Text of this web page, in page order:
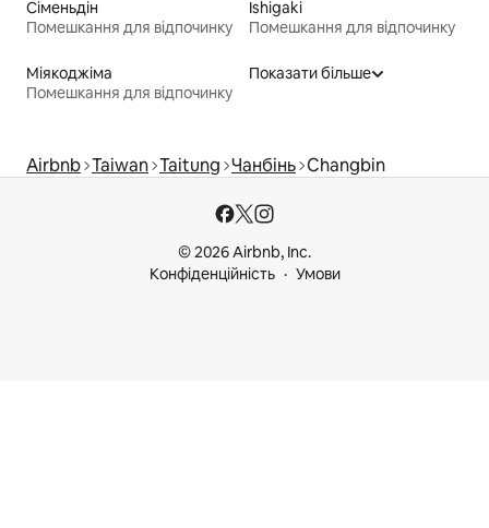
Сіменьдін
Помешкання для відпочинку
Ishigaki
Помешкання для відпочинку
Міякоджіма
Помешкання для відпочинку
Показати більше
Airbnb Taiwan Taitung Чанбінь Changbin
© 2026 Airbnb, Inc.
Конфіденційність
Умови